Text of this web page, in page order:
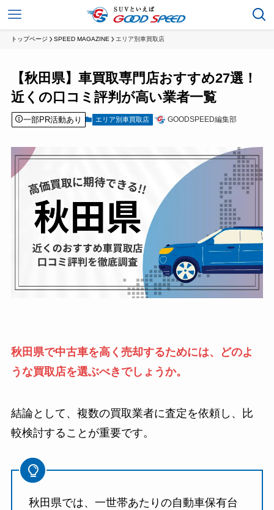
トップページ SPEED MAGAZINE エリア別車買取店
【秋田県】車買取専門店おすすめ27選！
近くの口コミ評判が高い業者一覧
一部PR活動あり エリア別車買取店 GOODSPEED編集部
秋田県で中古車を高く売却するためには、どのよ
うな買取店を選ぶべきでしょうか。
結論として、複数の買取業者に査定を依頼し、比
較検討することが重要です。
​秋田県では、一世帯あたりの自動車保有台